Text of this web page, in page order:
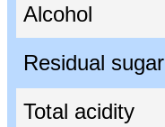
Alcohol
Residual sugar
Total acidity